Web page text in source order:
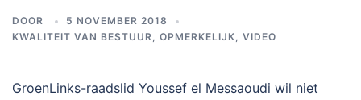
DOOR
5 NOVEMBER 2018
KWALITEIT VAN BESTUUR, OPMERKELIJK, VIDEO
GroenLinks-raadslid Youssef el Messaoudi wil niet